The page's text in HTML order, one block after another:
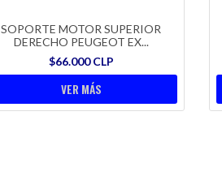
SOPORTE MOTOR SUPERIOR
DERECHO PEUGEOT EX...
$66.000 CLP
VER MÁS